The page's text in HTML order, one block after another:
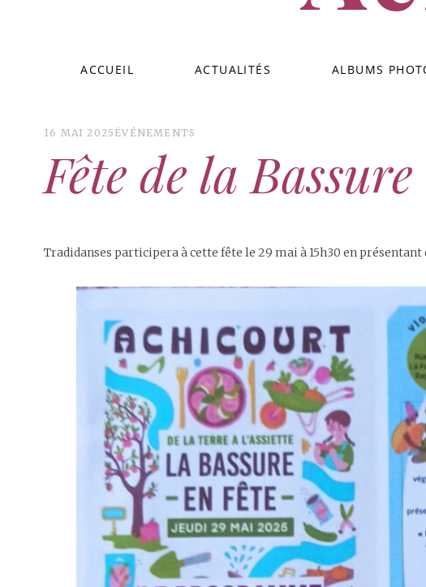
ACCUEIL ACTUALITÉS ALBUMS
16 MAI 2025 ÉVÉNEMENTS
Fête de la Bassure
Tradidanses participera à cette fête le 29 mai à 15h30 en